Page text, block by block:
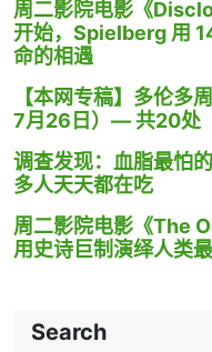
周二影院电影《
开始，Spielberg 用
命的相遇
【本网专稿】多伦
7月26日）— 共20处
调查发现：血脂最怕
多人天天都在吃
周二影院电影《The
用史诗巨制演绎人类
Search